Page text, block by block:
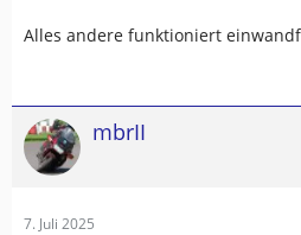
Alles andere funktioniert
mbrII
7. Juli 2025